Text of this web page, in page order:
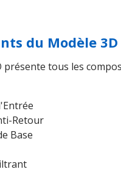
du Modèle 3D
présente tous les
Retour
Base